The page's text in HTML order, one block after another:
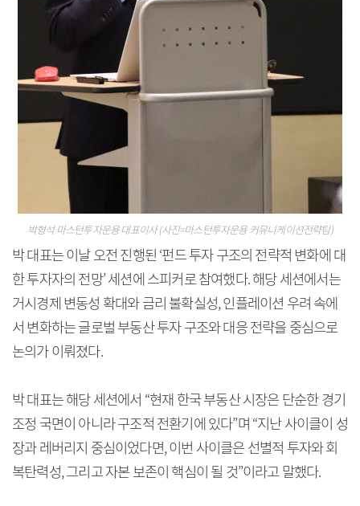
박형석 마스턴투자운용 대표이사 (사진=마스턴투자운용 커뮤니케이션전략팀)
박 대표는 이날 오전 진행된 ‘펀드 투자 구조의 전략적 변화에 대
한 투자자의 전망’ 세션에 스피커로 참여했다. 해당 세션에서는
거시경제 변동성 확대와 금리 불확실성, 인플레이션 우려 속에
서 변화하는 글로벌 부동산 투자 구조와 대응 전략을 중심으로
논의가 이뤄졌다.
박 대표는 해당 세션에서 “현재 한국 부동산 시장은 단순한 경기
조정 국면이 아니라 구조적 전환기에 있다”며 “지난 사이클이 성
장과 레버리지 중심이었다면, 이번 사이클은 선별적 투자와 회
복탄력성, 그리고 자본 보존이 핵심이 될 것”이라고 말했다.